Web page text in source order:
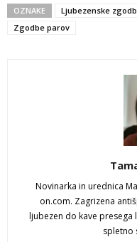
OZNAKE Ljubezenske
Zgodbe parov
Novinarka in urednica
on.com. Zagrizena
ljubezen do kave presega
spletno